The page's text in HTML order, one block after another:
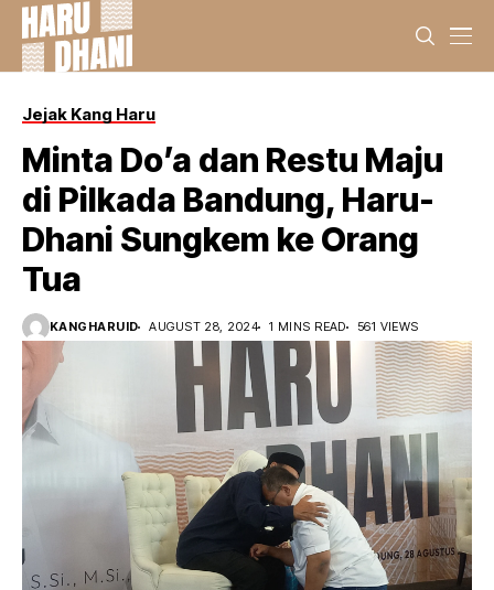
Jejak Kang Haru
Minta Do’a dan Restu Maju
di Pilkada Bandung, Haru-
Dhani Sungkem ke Orang
Tua
KANGHARUID AUGUST 28, 2024 1 MINS READ 561 VIEWS